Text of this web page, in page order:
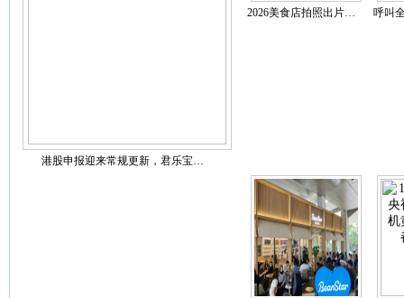
港股申报迎来常规更新，君乐宝…
2026美食店拍照出片… 呼叫